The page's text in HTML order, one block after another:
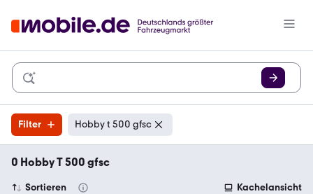
Filter Hobby t 500 gfsc
0 Hobby T 500 gfsc
Sortieren Kachelansicht